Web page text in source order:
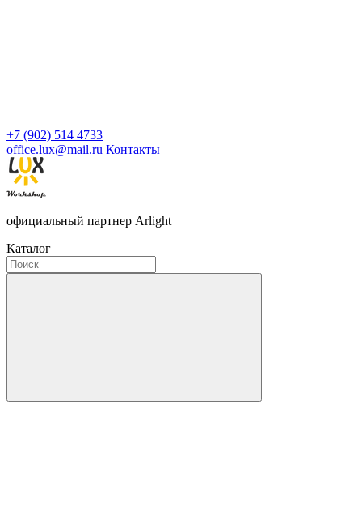
+7 (902) 514 4733
office.lux@mail.ru Контакты
официальный партнер Arlight
Каталог